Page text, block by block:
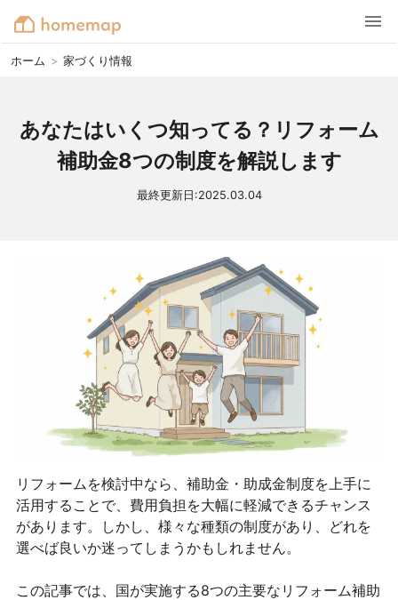
ホーム > 家づくり情報
あなたはいくつ知ってる？リフォーム
補助金8つの制度を解説します
最終更新日:2025.03.04
リフォームを検討中なら、補助金・助成金制度を上手に
活用することで、費用負担を大幅に軽減できるチャンス
があります。しかし、様々な種類の制度があり、どれを
選べば良いか迷ってしまうかもしれません。
この記事では、国が実施する8つの主要なリフォーム補助